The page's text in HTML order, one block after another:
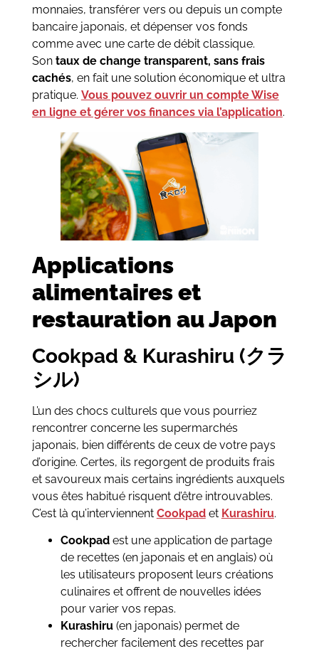
monnaies, transférer vers ou depuis un compte
bancaire japonais, et dépenser vos fonds
comme avec une carte de débit classique.
Son taux de change transparent, sans frais
cachés, en fait une solution économique et ultra
pratique. Vous pouvez ouvrir un compte Wise
en ligne et gérer vos finances via l’application.
Applications
alimentaires et
restauration au Japon
Cookpad & Kurashiru (クラ
シル)
L’un des chocs culturels que vous pourriez
rencontrer concerne les supermarchés
japonais, bien différents de ceux de votre pays
d’origine. Certes, ils regorgent de produits frais
et savoureux mais certains ingrédients auxquels
vous êtes habitué risquent d’être introuvables.
C’est là qu’interviennent Cookpadet Kurashiru.
Cookpadest une application de partage
de recettes (en japonais et en anglais) où
les utilisateurs proposent leurs créations
culinaires et offrent de nouvelles idées
pour varier vos repas.
Kurashiru(en japonais) permet de
rechercher facilement des recettes par